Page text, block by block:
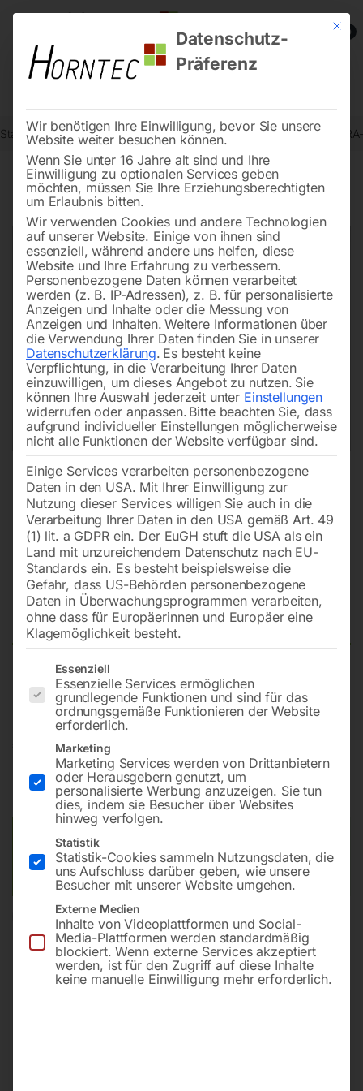
0
Start Drucklufttechnologie Sandstrahlgeräte Gummi-Dichtring
Gummi-Dichtring RA-9
zu Nylon-Klauenkupplung Ø 48 mm
7,80
inkl. MwSt. zzgl.Versandkosten
Lieferzeit:ca. 2 - 3 Tage
Versandkosten Standard (Österreich):
Bitte beachten Sie: Die Versandkosten gelten für Österreich.
Andere Länder können abweichen.
In den Warenkorb
Mit
Datenschutz-
Präferenz
Wir benötigen Ihre Einwilligung, bevor Sie unsere
Website weiter besuchen können.
Wenn Sie unter 16 Jahre alt sind und Ihre
Einwilligung zu optionalen Services geben
möchten, müssen Sie Ihre Erziehungsberechtigten
um Erlaubnis bitten.
Wir verwenden Cookies und andere Technologien
auf unserer Website. Einige von ihnen sind
essenziell, während andere uns helfen, diese
Website und Ihre Erfahrung zu verbessern.
Personenbezogene Daten können verarbeitet
werden (z. B. IP-Adressen), z. B. für personalisierte
Anzeigen und Inhalte oder die Messung von
Anzeigen und Inhalten. Weitere Informationen über
die Verwendung Ihrer Daten finden Sie in unserer
Datenschutzerklärung. Es besteht keine
Verpflichtung, in die Verarbeitung Ihrer Daten
einzuwilligen, um dieses Angebot zu nutzen. Sie
können Ihre Auswahl jederzeit unter Einstellungen
widerrufen oder anpassen. Bitte beachten Sie, dass
aufgrund individueller Einstellungen möglicherweise
nicht alle Funktionen der Website verfügbar sind.
Einige Services verarbeiten personenbezogene
Daten in den USA. Mit Ihrer Einwilligung zur
Nutzung dieser Services willigen Sie auch in die
Verarbeitung Ihrer Daten in den USA gemäß Art. 49
(1) lit. a GDPR ein. Der EuGH stuft die USA als ein
Land mit unzureichendem Datenschutz nach EU-
Standards ein. Es besteht beispielsweise die
Gefahr, dass US-Behörden personenbezogene
Daten in Überwachungsprogrammen verarbeiten,
ohne dass für Europäerinnen und Europäer eine
Klagemöglichkeit besteht.
Es folgt eine Liste der Service-Gruppen, für die eine
Essenziell
Essenzielle Services ermöglichen
grundlegende Funktionen und sind für das
ordnungsgemäße Funktionieren der Website
erforderlich.
Marketing
Marketing Services werden von Drittanbietern
oder Herausgebern genutzt, um
personalisierte Werbung anzuzeigen. Sie tun
dies, indem sie Besucher über Websites
hinweg verfolgen.
Statistik
Statistik-Cookies sammeln Nutzungsdaten, die
uns Aufschluss darüber geben, wie unsere
Besucher mit unserer Website umgehen.
Externe Medien
Inhalte von Videoplattformen und Social-
Media-Plattformen werden standardmäßig
blockiert. Wenn externe Services akzeptiert
werden, ist für den Zugriff auf diese Inhalte
keine manuelle Einwilligung mehr erforderlich.